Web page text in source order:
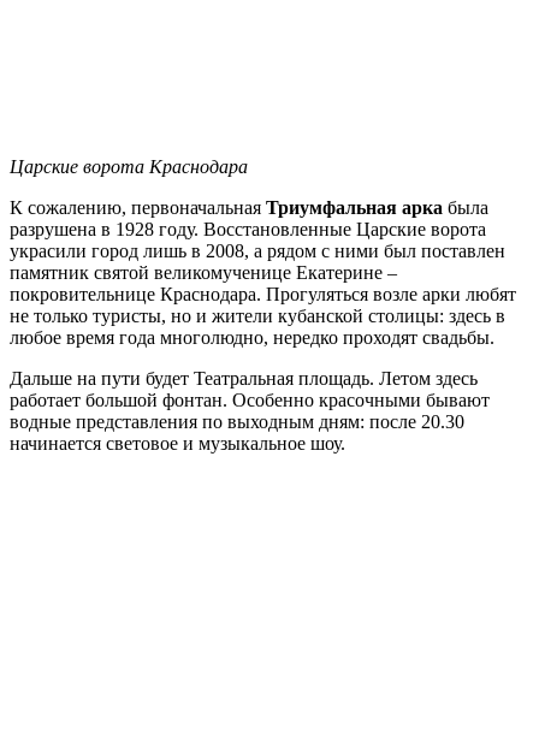
Царские ворота Краснодара
К сожалению, первоначальная Триумфальная арка была
разрушена в 1928 году. Восстановленные Царские ворота
украсили город лишь в 2008, а рядом с ними был поставлен
памятник святой великомученице Екатерине –
покровительнице Краснодара. Прогуляться возле арки любят
не только туристы, но и жители кубанской столицы: здесь в
любое время года многолюдно, нередко проходят свадьбы.
Дальше на пути будет Театральная площадь. Летом здесь
работает большой фонтан. Особенно красочными бывают
водные представления по выходным дням: после 20.30
начинается световое и музыкальное шоу.